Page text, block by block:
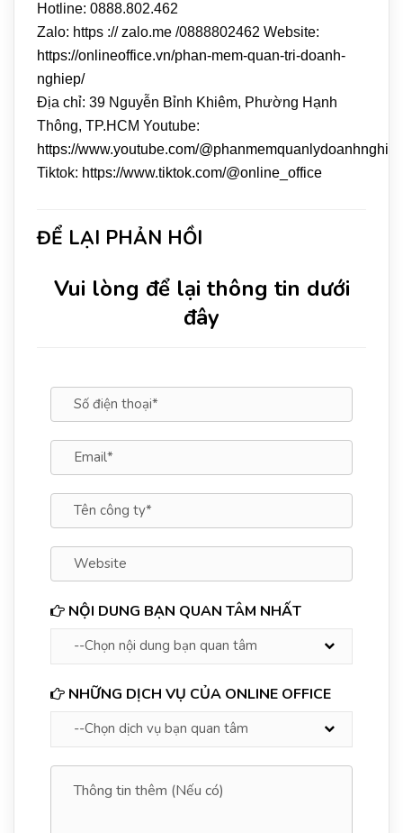
Hotline: 0888.802.462
Zalo: https :// zalo.me /0888802462 Website:
https://onlineoffice.vn/phan-mem-quan-tri-doanh-
nghiep/
Địa chỉ: 39 Nguyễn Bỉnh Khiêm, Phường Hạnh
Thông, TP.HCM Youtube:
https://www.youtube.com/
Tiktok: https://www.tiktok.com/@online_office
ĐỂ LẠI PHẢN HỒI
Vui lòng để lại thông tin dưới
đây
NỘI DUNG BẠN QUAN TÂM NHẤT
NHỮNG DỊCH VỤ CỦA ONLINE OFFICE